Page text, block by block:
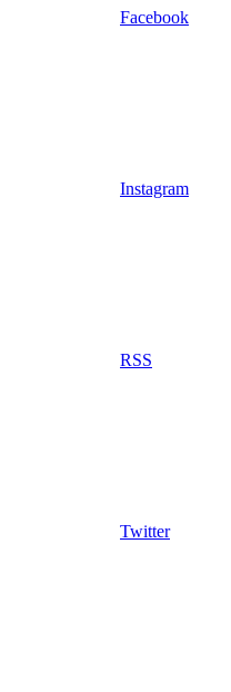
Facebook
Instagram
RSS
Twitter